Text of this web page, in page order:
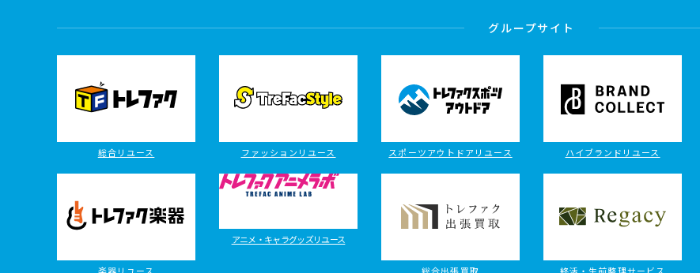
グループサイト
総合リユース ファッションリユース スポーツアウトドアリユース ハイブランドリユース
アニメ・キャラグッズリユース